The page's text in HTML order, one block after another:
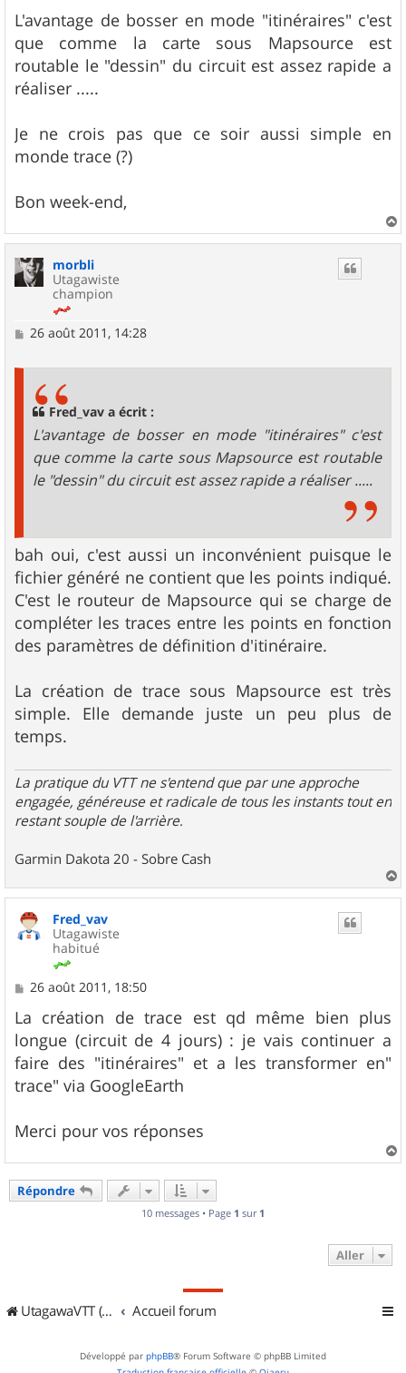
s
s
a
g
e
L'avantage de bosser en mode "itinéraires" c'est
que comme la carte sous Mapsource est
routable le "dessin" du circuit est assez rapide a
réaliser .....
Je ne crois pas que ce soir aussi simple en
monde trace (?)
Bon week-end,
a
morbli
Utagawiste
champion
M
26 août 2011, 14:28
Fred_vav a écrit :
L'avantage de bosser en mode "itinéraires" c'est
que comme la carte sous Mapsource est routable
le "dessin" du circuit est assez rapide a réaliser .....
bah oui, c'est aussi un inconvénient puisque le
fichier généré ne contient que les points indiqué.
C'est le routeur de Mapsource qui se charge de
compléter les traces entre les points en fonction
des paramètres de définition d'itinéraire.
La création de trace sous Mapsource est très
simple. Elle demande juste un peu plus de
temps.
La pratique du VTT ne s'entend que par une approche
engagée, généreuse et radicale de tous les instants tout en
restant souple de l'arrière.
Garmin Dakota 20 - Sobre Cash
a
Fred_vav
Utagawiste
habitué
M
s
s
a
g
e
26 août 2011, 18:50
La création de trace est qd même bien plus
longue (circuit de 4 jours) : je vais continuer a
faire des "itinéraires" et a les transformer en"
trace" via GoogleEarth
Merci pour vos réponses
a
Répondre
10 messages • Page 1 sur 1
Aller
UtagawaVTT (Randos VTT et VTTAE avec traces GPS) Accueil forum
Développé par phpBB® Forum Software © phpBB Limited